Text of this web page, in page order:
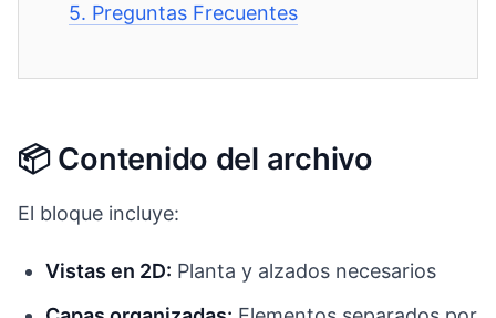
5. Preguntas Frecuentes
📦 Contenido del archivo
El bloque incluye:
Vistas en 2D: Planta y alzados necesarios